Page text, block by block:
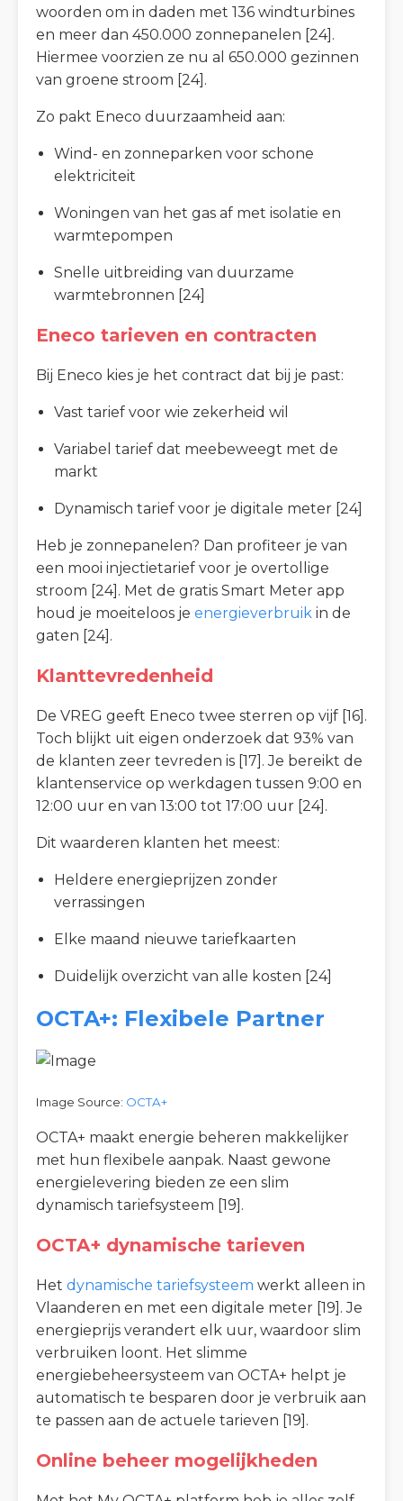
woorden om in daden met 136 windturbines
en meer dan 450.000 zonnepanelen [24].
Hiermee voorzien ze nu al 650.000 gezinnen
van groene stroom [24].
Zo pakt Eneco duurzaamheid aan:
Wind- en zonneparken voor schone
elektriciteit
Woningen van het gas af met isolatie en
warmtepompen
Snelle uitbreiding van duurzame
warmtebronnen [24]
Eneco tarieven en contracten
Bij Eneco kies je het contract dat bij je past:
Vast tarief voor wie zekerheid wil
Variabel tarief dat meebeweegt met de
markt
Dynamisch tarief voor je digitale meter [24]
Heb je zonnepanelen? Dan profiteer je van
een mooi injectietarief voor je overtollige
stroom [24]. Met de gratis Smart Meter app
houd je moeiteloos je energieverbruik in de
gaten [24].
Klanttevredenheid
De VREG geeft Eneco twee sterren op vijf [16].
Toch blijkt uit eigen onderzoek dat 93% van
de klanten zeer tevreden is [17]. Je bereikt de
klantenservice op werkdagen tussen 9:00 en
12:00 uur en van 13:00 tot 17:00 uur [24].
Dit waarderen klanten het meest:
Heldere energieprijzen zonder
verrassingen
Elke maand nieuwe tariefkaarten
Duidelijk overzicht van alle kosten [24]
OCTA+: Flexibele Partner
Image Source: OCTA+
OCTA+ maakt energie beheren makkelijker
met hun flexibele aanpak. Naast gewone
energielevering bieden ze een slim
dynamisch tariefsysteem [19].
OCTA+ dynamische tarieven
Het dynamische tariefsysteem werkt alleen in
Vlaanderen en met een digitale meter [19]. Je
energieprijs verandert elk uur, waardoor slim
verbruiken loont. Het slimme
energiebeheersysteem van OCTA+ helpt je
automatisch te besparen door je verbruik aan
te passen aan de actuele tarieven [19].
Online beheer mogelijkheden